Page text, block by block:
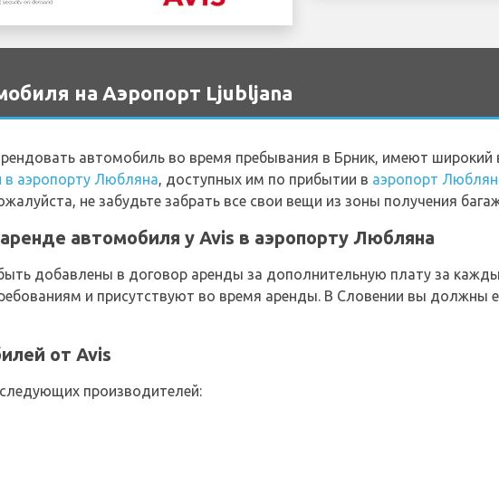
на Аэропорт Ljubljana
автомобиль во время пребывания в Брник, имеют широкий
в аэропорту Любляна, доступных им по прибытии в аэропорт
не забудьте забрать все свои вещи из зоны получения
автомобиля у Avis в аэропорту Любляна
добавлены в договор аренды за дополнительную плату за
и присутствуют во время аренды. В Словении вы должны
от Avis
производителей: